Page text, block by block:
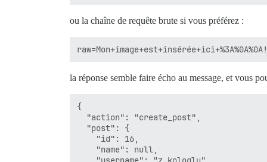
DISCOURSE_RELATIVE_URL_ROOT: '/
## Le conteneur Docker est sans état ;
host: /var/discourse/shared/
  - volume:
host: /var/discourse/shared/
      guest: /var/log
## Les plugins vont ici
## voir https://meta.discourse.org/t/
ou la chaîne de requête brute si vous préférez :
la réponse semble faire écho au message, et vous
{
  "action": "create_post",
  "post": {
    "id": 16,
    "name": null,